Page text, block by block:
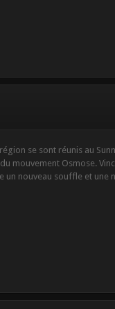
se sont réunis au
mouvement Osmose.
nouveau souffle et une